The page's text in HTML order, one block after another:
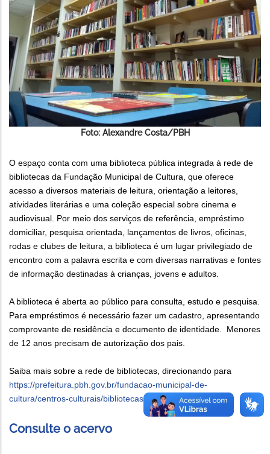
Foto: Alexandre Costa/PBH
O espaço conta com uma biblioteca pública integrada à rede de
bibliotecas da Fundação Municipal de Cultura, que oferece
acesso a diversos materiais de leitura, orientação a leitores,
atividades literárias e uma coleção especial sobre cinema e
audiovisual. Por meio dos serviços de referência, empréstimo
domiciliar, pesquisa orientada, lançamentos de livros, oficinas,
rodas e clubes de leitura, a biblioteca é um lugar privilegiado de
encontro com a palavra escrita e com diversas narrativas e fontes
de informação destinadas à crianças, jovens e adultos.
A biblioteca é aberta ao público para consulta, estudo e pesquisa.
Para empréstimos é necessário fazer um cadastro, apresentando
comprovante de residência e documento de identidade. Menores
de 12 anos precisam de autorização dos pais.
Saiba mais sobre a rede de bibliotecas, direcionando para
https://prefeitura.pbh.gov.br/fundacao-municipal-de-
cultura/centros-culturais/bibliotecas/funcionamento
Consulte o acervo